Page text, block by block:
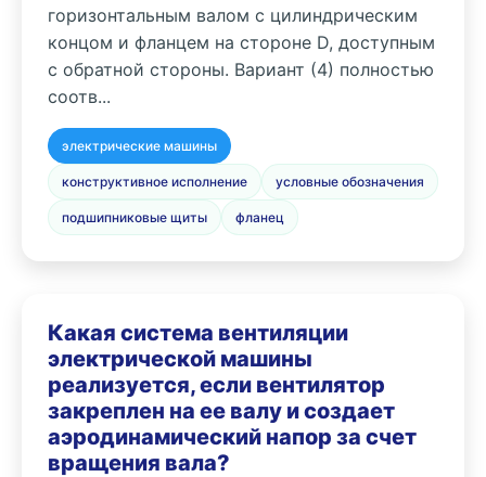
горизонтальным валом с цилиндрическим
концом и фланцем на стороне D, доступным
с обратной стороны. Вариант (4) полностью
соотв...
электрические машины
конструктивное исполнение условные обозначения
подшипниковые щиты фланец
Какая система вентиляции
электрической машины
реализуется, если вентилятор
закреплен на ее валу и создает
аэродинамический напор за счет
вращения вала?